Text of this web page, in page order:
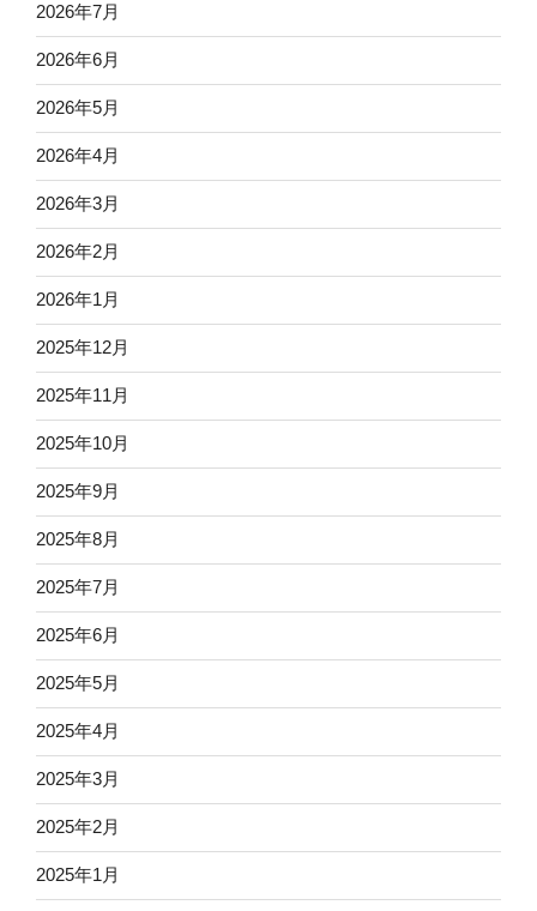
2026年7月
2026年6月
2026年5月
2026年4月
2026年3月
2026年2月
2026年1月
2025年12月
2025年11月
2025年10月
2025年9月
2025年8月
2025年7月
2025年6月
2025年5月
2025年4月
2025年3月
2025年2月
2025年1月